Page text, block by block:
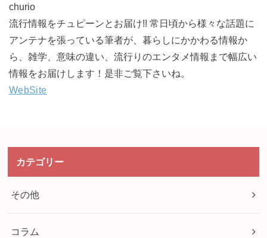
churio
流行情報をチュピーンとお届け!! 常日頃から様々な話題に
アンテナを張っている筆者が、暮らしにかかわる情報か
ら、雑学、意味の違い、流行りのエンタメ情報まで幅広い
情報をお届けします！是非ご覧下さいね。
WebSite
カテゴリー
その他
コラム